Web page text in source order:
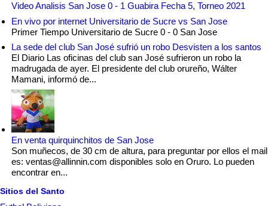
Video Analisis San Jose 0 - 1 Guabira Fecha 5, Torneo 2021
En vivo por internet Universitario de Sucre vs San Jose
Primer Tiempo Universitario de Sucre 0 - 0 San Jose
La sede del club San José sufrió un robo Desvisten a los santos
El Diario Las oficinas del club san José sufrieron un robo la
madrugada de ayer. El presidente del club orureño, Wálter
Mamani, informó de...
En venta quirquinchitos de San Jose
Son muñecos, de 30 cm de altura, para preguntar por ellos el mail
es: ventas@allinnin.com disponibles solo en Oruro. Lo pueden
encontrar en...
Sitios del Santo